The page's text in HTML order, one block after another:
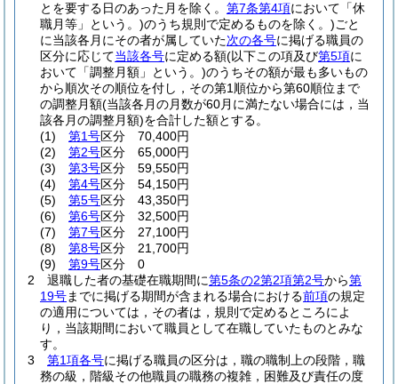
とを要する日のあった月を除く。 第7条第4項において「休
職月等」という。)のうち規則で定めるものを除く。)ごと
に当該各月にその者が属していた次の各号に掲げる職員の
区分に応じて当該各号に定める額(以下この項及び第5項に
おいて「調整月額」という。)のうちその額が最も多いもの
から順次その順位を付し，その第1順位から第60順位まで
の調整月額(当該各月の月数が60月に満たない場合には，当
該各月の調整月額)を合計した額とする。
(1)
第1号区分 70,400円
(2)
第2号区分 65,000円
(3)
第3号区分 59,550円
(4)
第4号区分 54,150円
(5)
第5号区分 43,350円
(6)
第6号区分 32,500円
(7)
第7号区分 27,100円
(8)
第8号区分 21,700円
(9)
第9号区分 0
2
退職した者の基礎在職期間に第5条の2第2項第2号から第
19号までに掲げる期間が含まれる場合における前項の規定
の適用については，その者は，規則で定めるところによ
り，当該期間において職員として在職していたものとみな
す。
3
第1項各号に掲げる職員の区分は，職の職制上の段階，職
務の級，階級その他職員の職務の複雑，困難及び責任の度